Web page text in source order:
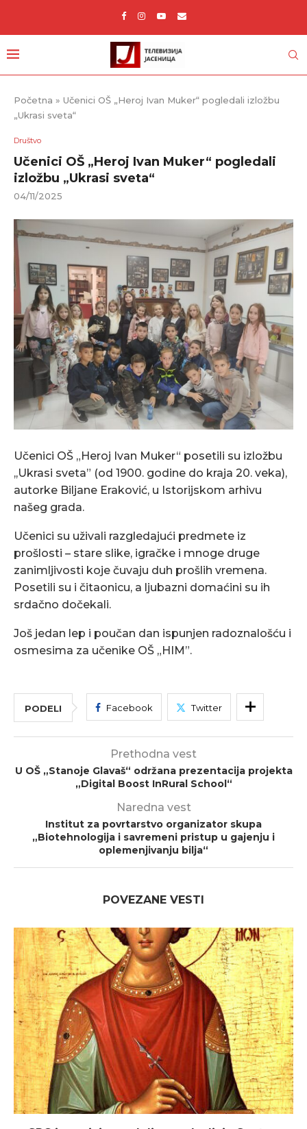
Početna » Učenici OŠ „Heroj Ivan Muker“ pogledali izložbu
„Ukrasi sveta“
Društvo
Učenici OŠ „Heroj Ivan Muker“ pogledali
izložbu „Ukrasi sveta“
04/11/2025
Učenici OŠ „Heroj Ivan Muker“ posetili su izložbu
,,Ukrasi sveta” (od 1900. godine do kraja 20. veka),
autorke Biljane Eraković, u Istorijskom arhivu
našeg grada.
Učenici su uživali razgledajući predmete iz
prošlosti – stare slike, igračke i mnoge druge
zanimljivosti koje čuvaju duh prošlih vremena.
Posetili su i čitaonicu, a ljubazni domaćini su ih
srdačno dočekali.
Još jedan lep i poučan dan ispunjen radoznalošću i
osmesima za učenike OŠ „HIM”.
PODELI Facebook Twitter
Prethodna vest
U OŠ „Stanoje Glavaš“ održana prezentacija projekta
„Digital Boost InRural School“
Naredna vest
Institut za povrtarstvo organizator skupa
„Biotehnologija i savremeni pristup u gajenju i
oplemenjivanju bilja“
POVEZANE VESTI